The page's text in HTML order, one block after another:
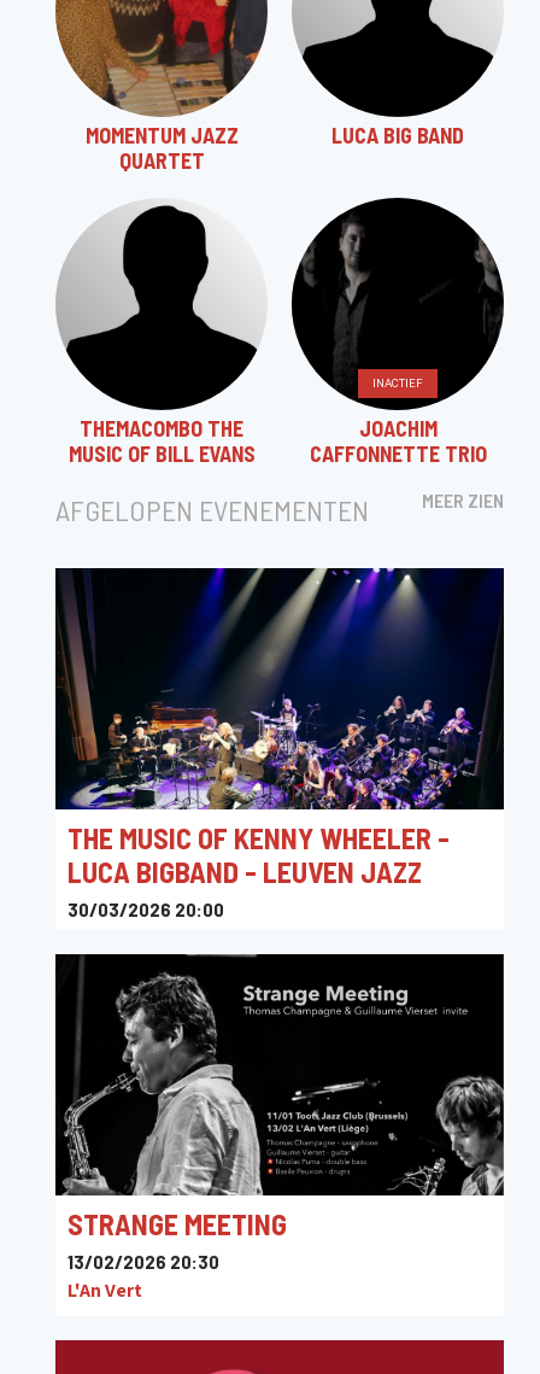
MOMENTUM JAZZ
QUARTET
LUCA BIG BAND
THEMACOMBO THE
MUSIC OF BILL EVANS
INACTIEF
JOACHIM
CAFFONNETTE TRIO
AFGELOPEN EVENEMENTEN MEER ZIEN
THE MUSIC OF KENNY WHEELER -
LUCA BIGBAND - LEUVEN JAZZ
30/03/2026 20:00
STRANGE MEETING
13/02/2026 20:30
L'An Vert